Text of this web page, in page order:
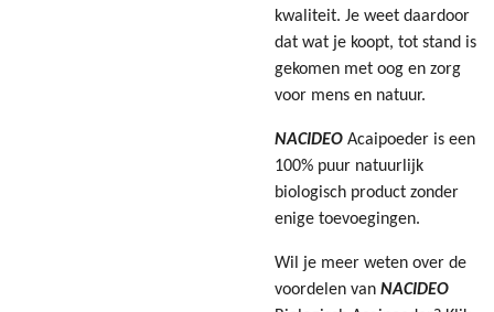
kwaliteit. Je weet daardoor
dat wat je koopt, tot stand is
gekomen met oog en zorg
voor mens en natuur.
NACIDEO Acaipoeder is een
100% puur natuurlijk
biologisch product zonder
enige toevoegingen.
Wil je meer weten over de
voordelen van NACIDEO